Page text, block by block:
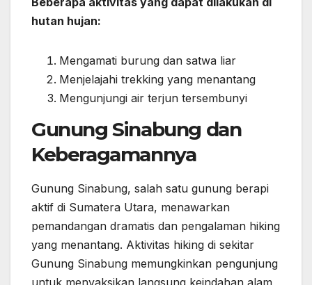
hutan hujan:
Mengamati burung dan satwa liar
Menjelajahi trekking yang menantang
Mengunjungi air terjun tersembunyi
Gunung Sinabung dan
Keberagamannya
Gunung Sinabung, salah satu gunung berapi
aktif di Sumatera Utara, menawarkan
pemandangan dramatis dan pengalaman hiking
yang menantang. Aktivitas hiking di sekitar
Gunung Sinabung memungkinkan pengunjung